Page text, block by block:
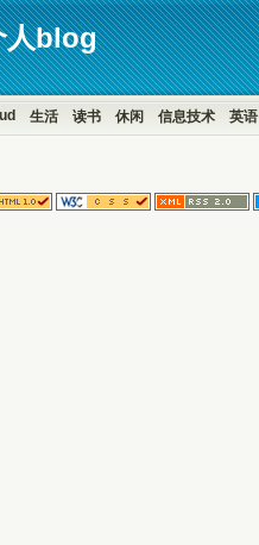
人blog
生活 读书 休闲 信息技术 英语